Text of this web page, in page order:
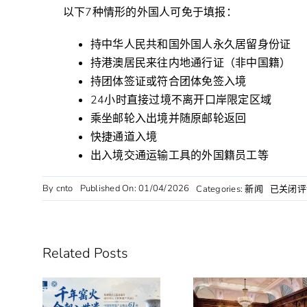
以下7种情形的外国人可免于填报：
持中华人民共和国外国人永久居留身份证
持港澳居民来往内地通行证（非中国籍）
持团体签证或符合团体免签入境
24小时直接过境不离开口岸限定区域
乘坐邮轮入出境并随原邮轮返回
快捷通道入境
出入境交通运输工具的外国籍员工等
By cnto Published On: 01/04/2026 Categories:新闻
外
国
卡
网
已关闭
Related Posts